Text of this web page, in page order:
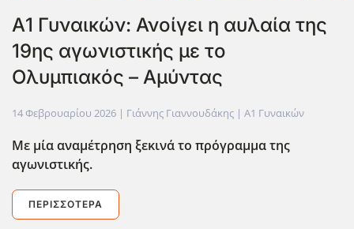
Α1 Γυναικών: Ανοίγει η αυλαία της
19ης αγωνιστικής με το
Ολυμπιακός – Αμύντας
14 Φεβρουαρίου 2026 | Γιάννης Γιαννουδάκης | Α1 Γυναικών
Με μία αναμέτρηση ξεκινά το πρόγραμμα της
αγωνιστικής.
ΠΕΡΙΣΣΌΤΕΡΑ